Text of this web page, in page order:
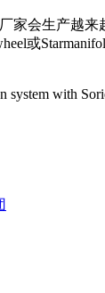
家会生产越
或